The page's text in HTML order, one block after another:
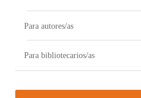
Para autores/as
Para bibliotecarios/as